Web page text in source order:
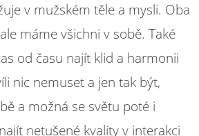
v mužském těle a mysli. Oba
máme všichni v sobě. Také
od času najít klid a harmonii
nic nemuset a jen tak být,
a možná se světu poté i
netušené kvality v interakci